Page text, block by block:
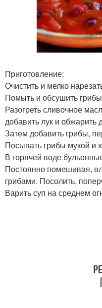
Приготовление:
Очистить и мелко
Помыть и обсушить
Разогреть сливочное
добавить лук и обжарить
Затем добавить грибы,
Посыпать грибы мукой и
В горячей воде
Постоянно помешивая,
грибами. Посолить,
Варить суп на среднем